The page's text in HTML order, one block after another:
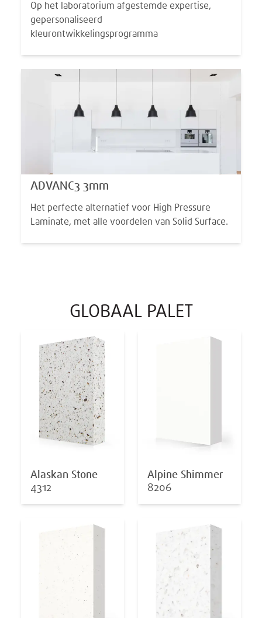
Op het laboratorium afgestemde expertise,
gepersonaliseerd
kleurontwikkelingsprogramma
ADVANC3 3mm
Het perfecte alternatief voor High Pressure
Laminate, met alle voordelen van Solid Surface.
GLOBAAL PALET
Alaskan Stone
4312
Alpine Shimmer
8206